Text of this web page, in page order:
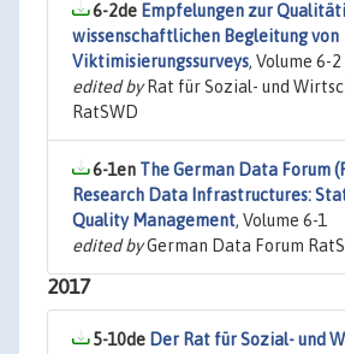
6-2de Empfelungen zur
wissenschaftlichen Begleitung von
Viktimisierungssurveys, Volume 6-2
edited byRat für Sozial- und
RatSWD
6-1en The German Data Forum
Research Data Infrastructures:
Quality Management, Volume 6-1
edited byGerman Data Forum
2017
5-10de Der Rat für Sozial- und